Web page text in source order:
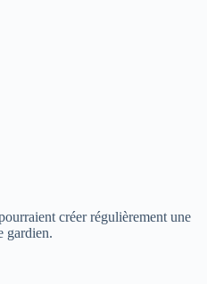
créer régulièrement une
gardien.